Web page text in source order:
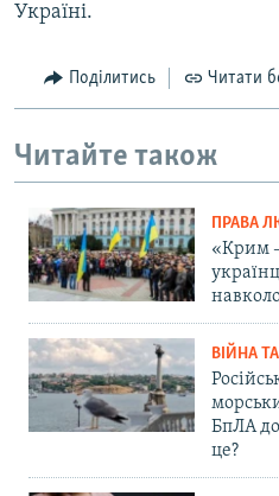
Україні.
Поділитись Читати
Читайте також
ПРАВА
«Крим
ВІЙНА
БпЛА
це?